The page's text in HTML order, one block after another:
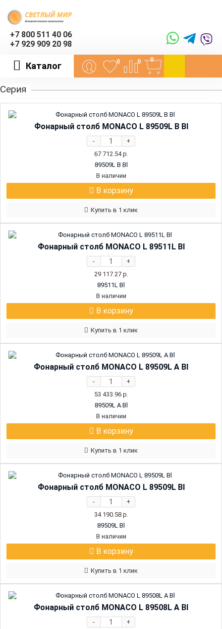
+7 800 511 40 06
+7 929 909 20 98
Каталог 0 0 0
Серия
Фонарный столб MONACO L 89509L В Bl
- +
67 712.54р.
89509L B Bl
В наличии
В корзину
Купить в 1 клик
Фонарный столб MONACO L 89511L Bl
- +
29 117.27р.
89511L Bl
В наличии
В корзину
Купить в 1 клик
Фонарный столб MONACO L 89509L А Bl
- +
53 433.96р.
89509L A Bl
В наличии
В корзину
Купить в 1 клик
Фонарный столб MONACO L 89509L Bl
- +
34 190.58р.
89509L Bl
В наличии
В корзину
Купить в 1 клик
Фонарный столб MONACO L 89508L А Bl
- +